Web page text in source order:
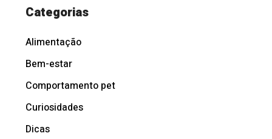
Categorias
Alimentação
Bem-estar
Comportamento pet
Curiosidades
Dicas